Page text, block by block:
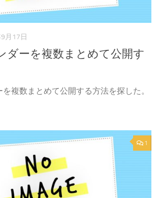
月17日
ダーを複数まとめて公開す
を複数まとめて公開する方法を探した。
1